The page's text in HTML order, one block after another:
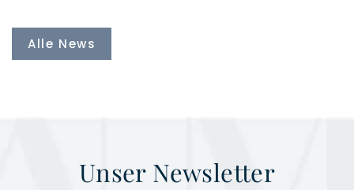
Alle News
Unser Newsletter